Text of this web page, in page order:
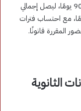
أيام الدراسة الفعلية خلال الفصل الدراسي الثاني 90 يومًا، ليصل إجمالي
الدراسة خلال العام الدراسي إلى 183 يومًا، مع احتساب فترات
المقررة قانونًا.
الثانوية